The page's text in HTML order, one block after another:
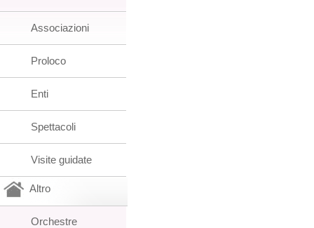
Associazioni
Proloco
Enti
Spettacoli
Visite guidate
Altro
Orchestre